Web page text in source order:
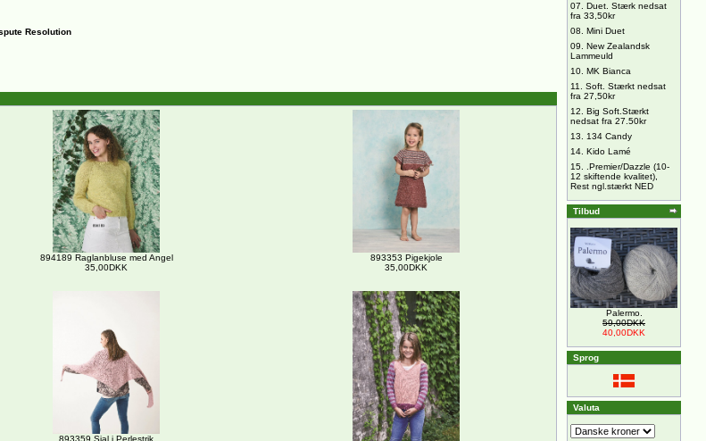
Resolution
894189 Raglanbluse med Angel
35,00DKK
893353 Pigekjole
35,00DKK
893359 Sjal i Perlestrik
07. Duet. Stærk nedsat
fra 33,50kr
08. Mini Duet
09. New Zealandsk
Lammeuld
10. MK Bianca
11. Soft. Stærkt nedsat
fra 27,50kr
12. Big Soft.Stærkt
nedsat fra 27.50kr
13. 134 Candy
14. Kido Lamé
15.
.Premier/Dazzle (10-
12 skiftende kvalitet),
Rest ngl.stærkt NED
Tilbud
Palermo.
59,00DKK
40,00DKK
Sprog
Valuta